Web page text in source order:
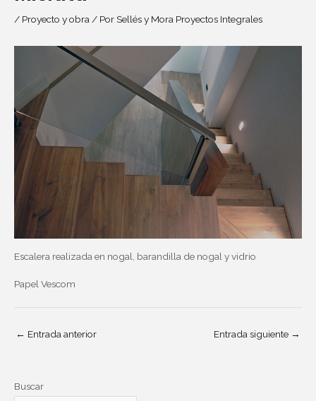
/ Proyecto y obra/ PorSellés y Mora Proyectos Integrales
Escalera realizada en nogal, barandilla de nogal y vidrio
Papel Vescom
← Entrada anterior Entrada siguiente →
Buscar